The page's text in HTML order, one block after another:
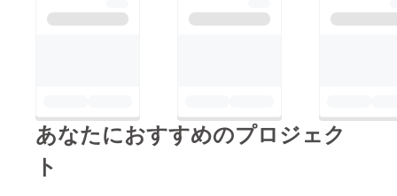
す！and products* by
www.instagram.com/a
あなたにおすすめのプロジェク
ト